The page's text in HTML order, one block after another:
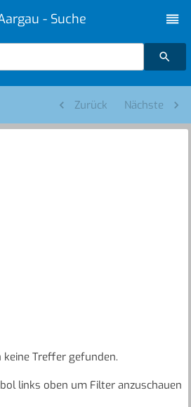
- Suche
Zurück Nächste
keine Treffer gefunden.
links oben um Filter anzuschauen